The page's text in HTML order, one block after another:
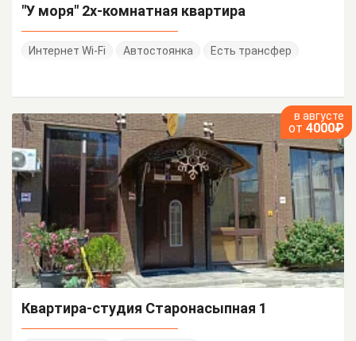
"У моря" 2х-комнатная квартира
Интернет Wi-Fi Автостоянка Есть трансфер
в августе
от 4000₽
Квартира-студия Старонасыпная 1